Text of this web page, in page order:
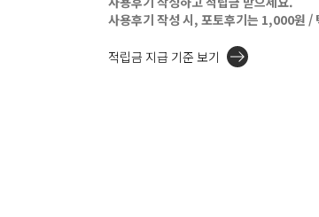
사용후기 작성 시, 포토후기는 1,000원 /
적립금 지급 기준 보기